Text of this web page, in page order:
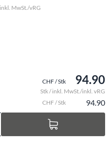
inkl. MwSt./vRG
CHF / Stk 94.90
Stk / inkl. MwSt./inkl. vRG
CHF / Stk 94.90